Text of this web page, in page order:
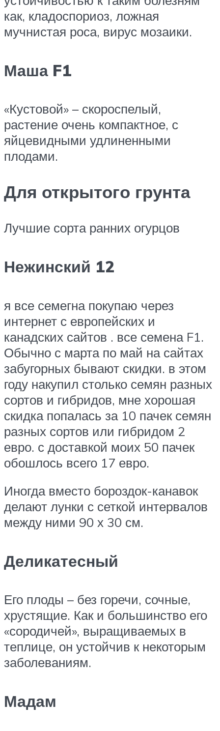
как, кладоспориоз, ложная
мучнистая роса, вирус мозаики.​
Маша F1
​«Кустовой» – скороспелый,
растение очень компактное, с
яйцевидными удлиненными
плодами.​
Для открытого грунта
​Лучшие сорта ранних огурцов​
Нежинский 12
​я все семегна покупаю через
интернет с европейских и
канадских сайтов . все семена F1.
Обычно с марта по май на сайтах
забугорных бывают скидки. в этом
году накупил столько семян разных
сортов и гибридов, мне хорошая
скидка попалась за 10 пачек семян
разных сортов или гибридом 2
евро. с доставкой моих 50 пачек
обошлось всего 17 евро.​
​Иногда вместо бороздок-канавок
делают лунки с сеткой интервалов
между ними 90 х 30 см.​
Деликатесный
​Его плоды – без горечи, сочные,
хрустящие. Как и большинство его
«сородичей», выращиваемых в
теплице, он устойчив к некоторым
заболеваниям.​
Мадам